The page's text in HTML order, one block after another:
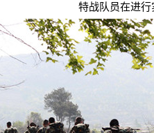
特战队员在进行